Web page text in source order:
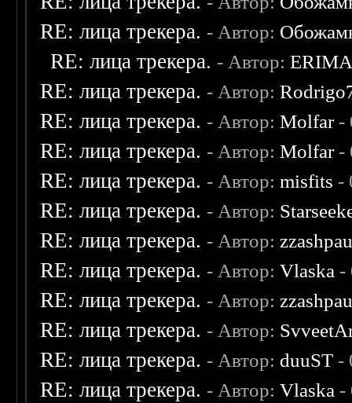
RE: лица трекера. - Автор:
RE: лица трекера. - Автор:
RE: лица трекера. - Автор:
RE: лица трекера. - Автор:Molfar-
RE: лица трекера. - Автор:Molfar-
RE: лица трекера. - Автор:misfits -
RE: лица трекера. - Автор:
RE: лица трекера. - Автор:
RE: лица трекера. - Автор:Vlaska -
RE: лица трекера. - Автор:
RE: лица трекера. - Автор:
RE: лица трекера. - Автор: duuST -
RE: лица трекера. - Автор:Vlaska -